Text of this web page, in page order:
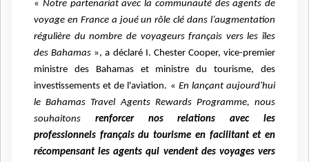
« Notre partenariat avec la communauté des agents de
voyage en France a joué un rôle clé dans l’augmentation
régulière du nombre de voyageurs français vers les îles
des Bahamas », a déclaré I. Chester Cooper, vice-premier
ministre des Bahamas et ministre du tourisme, des
investissements et de l'aviation. « En lançant aujourd'hui
le Bahamas Travel Agents Rewards Programme, nous
souhaitons renforcer nos relations avec les
professionnels français du tourisme en facilitant et en
récompensant les agents qui vendent des voyages vers